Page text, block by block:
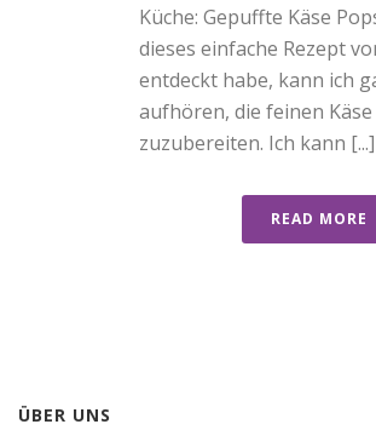
Küche: Gepuffte Käse
dieses einfache Rezept
entdeckt habe, kann ich
aufhören, die feinen
zuzubereiten. Ich kann [...]
READ MORE
ÜBER UNS